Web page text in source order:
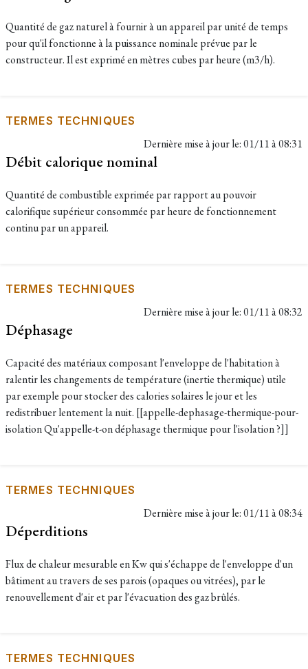
Quantité de gaz naturel à fournir à un appareil par unité de temps
pour qu'il fonctionne à la puissance nominale prévue par le
constructeur. Il est exprimé en mètres cubes par heure (m3/h).
TERMES TECHNIQUES
Dernière mise à jour le:01/11 à 08:31
Débit calorique nominal
Quantité de combustible exprimée par rapport au pouvoir
calorifique supérieur consommée par heure de fonctionnement
continu par un appareil.
TERMES TECHNIQUES
Dernière mise à jour le:01/11 à 08:32
Déphasage
Capacité des matériaux composant l'enveloppe de l'habitation à
ralentir les changements de température (inertie thermique) utile
par exemple pour stocker des calories solaires le jour et les
redistribuer lentement la nuit. [[appelle-dephasage-thermique-pour-
isolation Qu'appelle-t-on déphasage thermique pour l'isolation ?]]
TERMES TECHNIQUES
Dernière mise à jour le:01/11 à 08:34
Déperditions
Flux de chaleur mesurable en Kw qui s'échappe de l'enveloppe d'un
bâtiment au travers de ses parois (opaques ou vitrées), par le
renouvellement d'air et par l'évacuation des gaz brûlés.
TERMES TECHNIQUES